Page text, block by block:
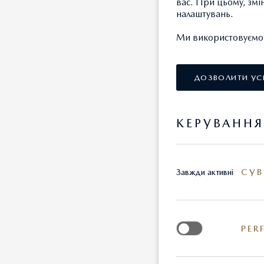
цікавий
Разом зі
млрд до
налаштувань.
Ми використовуємо
ДОЗВОЛИТИ УСІ
Завжди активні